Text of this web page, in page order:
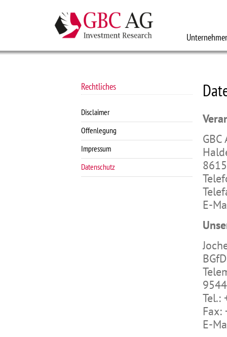
Rechtliches
Disclaimer
Offenlegung
Impressum
Datenschutz
GBC
E-
Tel.:
E-